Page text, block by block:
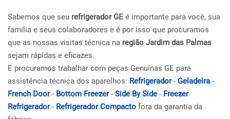
Sabemos que seu refrigerador GE é importante para você, sua
família e seus colaboradores e é por isso que procuramos
que as nossas visitas técnica na região Jardim das Palmas
sejam rápidas e eficazes.
E procuramos trabalhar com peças Genuínas GE para
assistência técnica dos aparelhos: Refrigerador- Geladeira -
French Door- Bottom Freezer- Side By Side - Freezer
Refrigerador- Refrigerador Compacto fora da garantia da